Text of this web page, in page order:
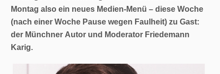
Montag also ein neues Medien-Menü – diese Woche
(nach einer Woche Pause wegen Faulheit) zu Gast:
der Münchner Autor und Moderator Friedemann
Karig.